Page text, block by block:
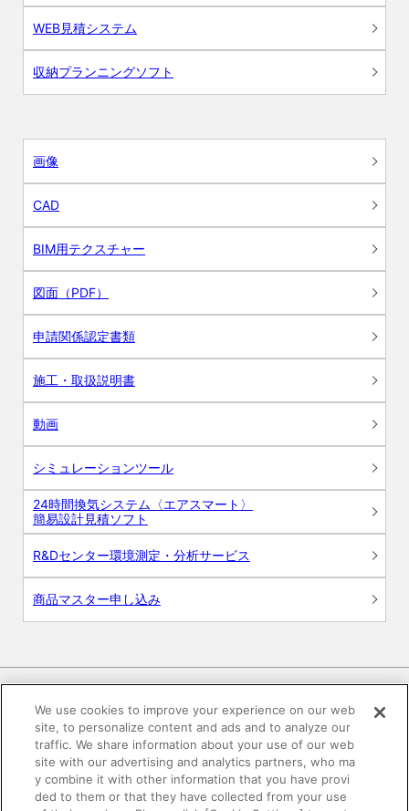
WEB見積システム
収納プランニングソフト
画像
CAD
BIM用テクスチャー
図面（PDF）
申請関係認定書類
施工・取扱説明書
動画
シミュレーションツール
24時間換気システム〈エアスマート〉
簡易設計見積ソフト
R&Dセンター環境測定・分析サービス
商品マスター申し込み
電子公告 このWEBサイトについて
プライバシーポリシー
We use cookies to improve your experience on our web
site, to personalize content and ads and to analyze our
traffic. We share information about your use of our web
site with our advertising and analytics partners, who ma
y combine it with other information that you have provi
ded to them or that they have collected from your use